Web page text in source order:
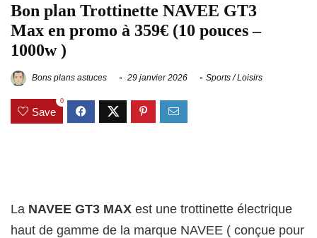
Bon plan Trottinette NAVEE GT3
Max en promo à 359€ (10 pouces –
1000w )
Bons plans astuces 29 janvier 2026 Sports / Loisirs
Save
0
La NAVEE GT3 MAX est une trottinette électrique
haut de gamme de la marque NAVEE ( conçue pour